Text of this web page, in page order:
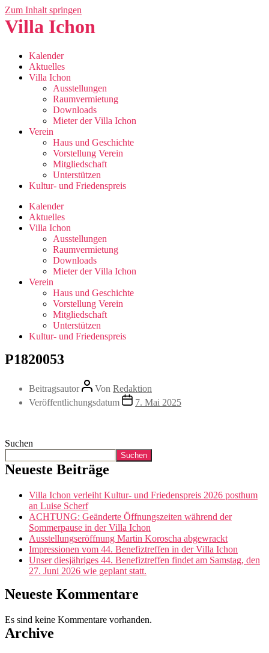
Zum Inhalt springen
Villa Ichon
Kalender
Aktuelles
Villa Ichon
Ausstellungen
Raumvermietung
Downloads
Mieter der Villa Ichon
Verein
Haus und Geschichte
Vorstellung Verein
Mitgliedschaft
Unterstützen
Kultur- und Friedenspreis
Kalender
Aktuelles
Villa Ichon
Ausstellungen
Raumvermietung
Downloads
Mieter der Villa Ichon
Verein
Haus und Geschichte
Vorstellung Verein
Mitgliedschaft
Unterstützen
Kultur- und Friedenspreis
P1820053
Beitragsautor Von Redaktion
Veröffentlichungsdatum
7. Mai 2025
Suchen
Suchen
Neueste Beiträge
Villa Ichon verleiht Kultur- und Friedenspreis 2026 posthum
an Luise Scherf
ACHTUNG: Geänderte Öffnungszeiten während der
Sommerpause in der Villa Ichon
Ausstellungseröffnung Martin Koroscha abgewrackt
Impressionen vom 44. Benefiztreffen in der Villa Ichon
Unser diesjähriges 44. Benefiztreffen findet am Samstag, den
27. Juni 2026 wie geplant statt.
Neueste Kommentare
Es sind keine Kommentare vorhanden.
Archive